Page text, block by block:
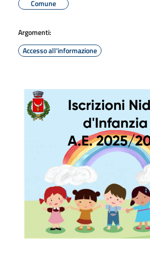
Comune
Argomenti:
Accesso all'informazione